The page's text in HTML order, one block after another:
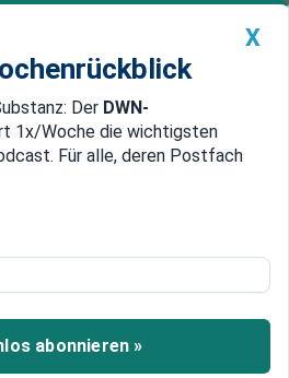
Geldanlage Premium
Magazin China
Italien will CETA
das
X
Der DWN-
1x/Woche die wichtigsten
Für alle, deren Postfach
abonnieren »